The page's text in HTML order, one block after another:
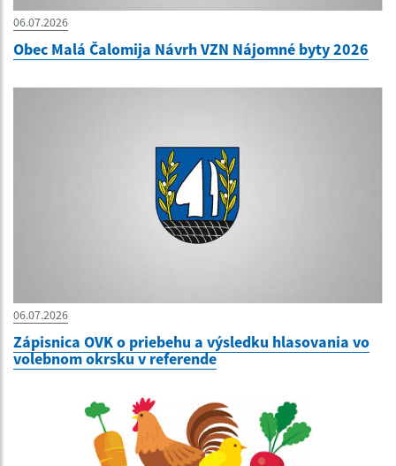
06.07.2026
Obec Malá Čalomija Návrh VZN Nájomné byty 2026
06.07.2026
Zápisnica OVK o priebehu a výsledku hlasovania vo
volebnom okrsku v referende